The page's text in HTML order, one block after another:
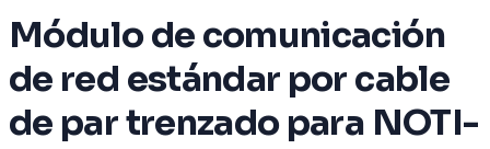
Módulo de comunicación
de red estándar por cable
de par trenzado para NOTI-